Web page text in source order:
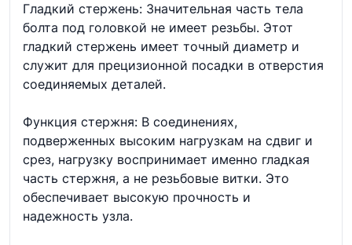
Гладкий стержень: Значительная часть тела
болта под головкой не имеет резьбы. Этот
гладкий стержень имеет точный диаметр и
служит для прецизионной посадки в отверстия
соединяемых деталей.
Функция стержня: В соединениях,
подверженных высоким нагрузкам на сдвиг и
срез, нагрузку воспринимает именно гладкая
часть стержня, а не резьбовые витки. Это
обеспечивает высокую прочность и
надежность узла.